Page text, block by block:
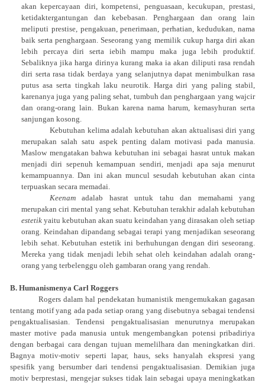
akan kepercayaan diri, kompetensi, penguasaan, kecukupan, prestasi,
ketidaktergantungan dan kebebasan. Penghargaan dan orang lain
meliputi prestise, pengakuan, penerimaan, perhatian, kedudukan, nama
baik serta penghargaan. Seseorang yang memilik cukup harga diri akan
lebih percaya diri serta iebih mampu maka juga lebih produktif.
Sebaliknya jika harga dirinya kurang maka ia akan diliputi rasa rendah
diri serta rasa tidak berdaya yang selanjutnya dapat menimbulkan rasa
putus asa serta tingkah laku neurotik. Harga diri yang paling stabil,
karenanya juga yang paling sehat, tumbuh dan penghargaan yang wajcir
dan orang-orang lain. Bukan karena nama harum, kemasyhuran serta
sanjungan kosong.
Kebutuhan kelima adalah kebutuhan akan aktualisasi diri yang
merupakan salah satu aspek penting dalam motivasi pada manusia.
Maslow mengatakan bahwa kebutuhan ini sebagai hasrat untuk makan
menjadi diri sepenuh kemampuan sendiri, menjadi apa saja menurut
kemampuannya. Dan ini akan muncul sesudah kebutuhan akan cinta
terpuaskan secara memadai.
Keenamadalab hasrat untuk tahu dan memahami yang
merupakan ciri mental yang sehat. Kebutuhan terakhir adalah kebutuhan
estetikyaitu kebutuhan akan suatu keindahan yang dirasakan oleh setiap
orang. Keindahan dipandang sebagai terapi yang menjadikan seseorang
lebih sehat. Kebutuhan estetik ini berhuhungan dengan diri seseorang.
Mereka yang tidak menjadi lebih sehat oleh keindahan adalah orang-
orang yang terbelenggu oleh gambaran orang yang rendah.
B. Humanismenya Carl Roggers
Rogers dalam hal pendekatan humanistik mengemukakan gagasan
tentang motif yang ada pada setiap orang yang disebutnya sebagai tendensi
pengaktualisasian. Tendensi pengaktualisasian menurutnya merupakan
master motive pada manusia untuk mengembangkan potensi pribadiriya
dengan berbagai cara dengan tujuan memelilhara dan meningkatkan diri.
Bagnya motiv-motiv seperti lapar, haus, seks hanyalah ekspresi yang
spesifik yang bersumber dari tendensi pengaktualisasian. Demikian juga
motiv berprestasi, mengejar sukses tidak lain sebagai upaya meningkatkan